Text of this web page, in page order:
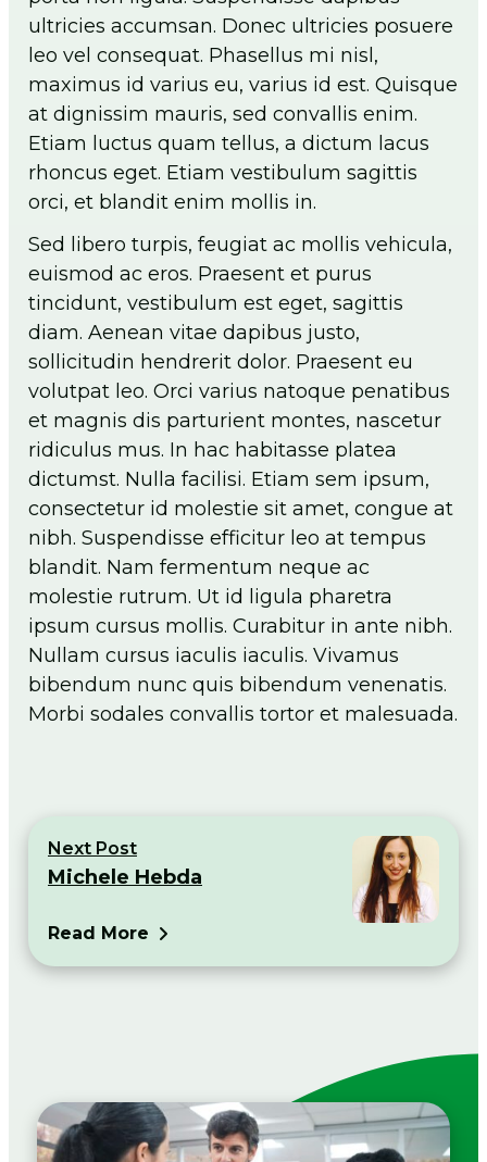
ultricies accumsan. Donec ultricies posuere
leo vel consequat. Phasellus mi nisl,
maximus id varius eu, varius id est. Quisque
at dignissim mauris, sed convallis enim.
Etiam luctus quam tellus, a dictum lacus
rhoncus eget. Etiam vestibulum sagittis
orci, et blandit enim mollis in.
Sed libero turpis, feugiat ac mollis vehicula,
euismod ac eros. Praesent et purus
tincidunt, vestibulum est eget, sagittis
diam. Aenean vitae dapibus justo,
sollicitudin hendrerit dolor. Praesent eu
volutpat leo. Orci varius natoque penatibus
et magnis dis parturient montes, nascetur
ridiculus mus. In hac habitasse platea
dictumst. Nulla facilisi. Etiam sem ipsum,
consectetur id molestie sit amet, congue at
nibh. Suspendisse efficitur leo at tempus
blandit. Nam fermentum neque ac
molestie rutrum. Ut id ligula pharetra
ipsum cursus mollis. Curabitur in ante nibh.
Nullam cursus iaculis iaculis. Vivamus
bibendum nunc quis bibendum venenatis.
Morbi sodales convallis tortor et malesuada.
Next Post
Michele Hebda
Read More